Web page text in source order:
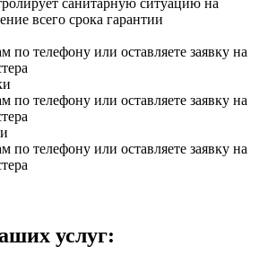
всего срока гарантии
по телефону или оставляете заявку на
по телефону или оставляете заявку на
по телефону или оставляете заявку на
услуг: